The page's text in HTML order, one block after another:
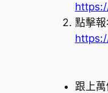
點擊報
跟上